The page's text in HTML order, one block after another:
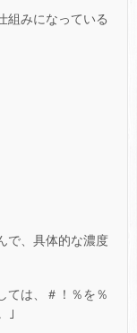
組みになっている
で、具体的な濃度
ては、＃！％を％
｣